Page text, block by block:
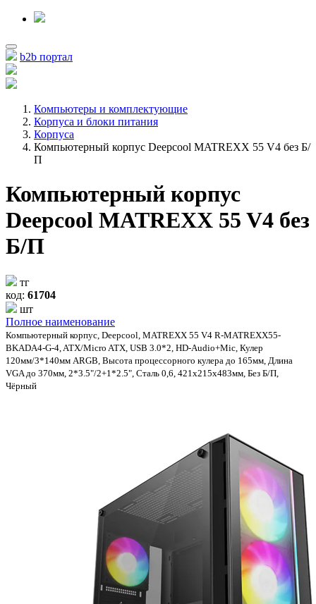
b2b портал
Компьютеры и комплектующие
Корпуса и блоки питания
Корпуса
Компьютерный корпус Deepcool MATREXX 55 V4 без Б/
П
Компьютерный корпус
Deepcool MATREXX 55 V4 без
Б/П
тг
код: 61704
шт
Полное наименование
Компьютерный корпус, Deepcool, MATREXX 55 V4 R-MATREXX55-
BKADA4-G-4, ATX/Micro ATX, USB 3.0*2, HD-Audio+Mic, Кулер
120мм/3*140мм ARGB, Высота процессорного кулера до 165мм, Длина
VGA до 370мм, 2*3.5"/2+1*2.5", Сталь 0,6, 421x215x483мм, Без Б/П,
Чёрный